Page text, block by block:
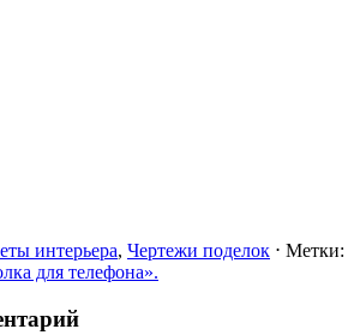
интерьера, Чертежи поделок ⋅ Метки:
для телефона».